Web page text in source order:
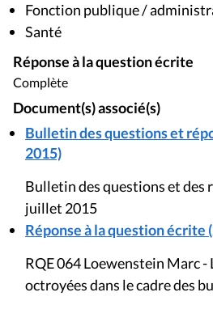
Fonction publique /
Santé
Réponse à la question écrite
Complète
Document(s) associé(s)
Bulletin des questions et
2015)
Bulletin des questions et des
juillet 2015
Réponse à la question écrite
RQE 064 Loewenstein Marc -
octroyées dans le cadre des